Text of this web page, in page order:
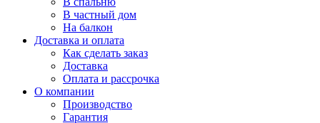
В частный дом
На балкон
Доставка и оплата
Как сделать заказ
Доставка
Оплата и рассрочка
О компании
Производство
Гарантия